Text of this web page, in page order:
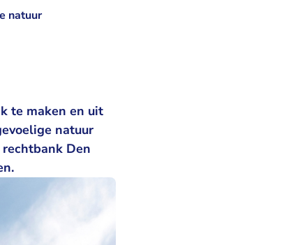
natuur
te maken en uit
natuur
Den